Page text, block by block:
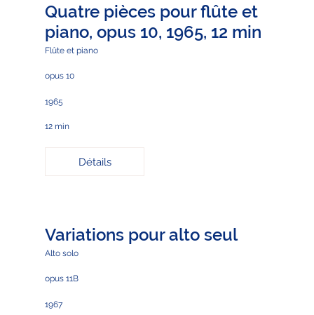
Quatre pièces pour flûte et
piano, opus 10, 1965, 12 min
Flûte et piano
opus 10
1965
12 min
Détails
Variations pour alto seul
Alto solo
opus 11B
1967